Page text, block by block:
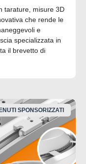
tarature, misure 3D
che rende le
e
specializzata in
il brevetto di
SPONSORIZZATI